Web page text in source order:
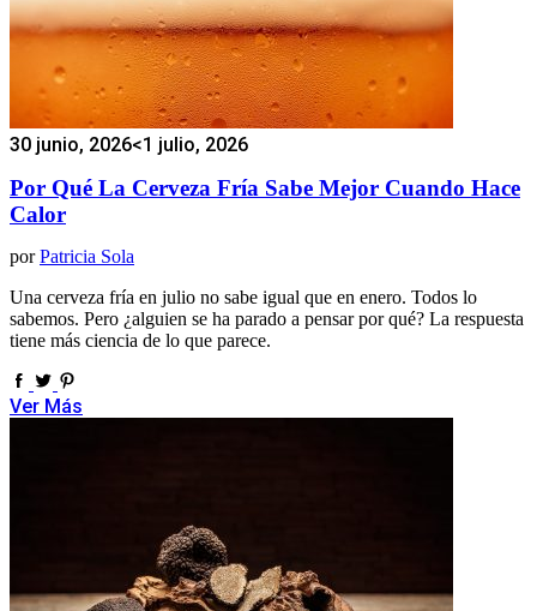
30 junio, 2026<1 julio, 2026
Por Qué La Cerveza Fría Sabe Mejor Cuando Hace
Calor
por Patricia Sola
Una cerveza fría en julio no sabe igual que en enero. Todos lo
sabemos. Pero ¿alguien se ha parado a pensar por qué? La respuesta
tiene más ciencia de lo que parece.
Ver Más